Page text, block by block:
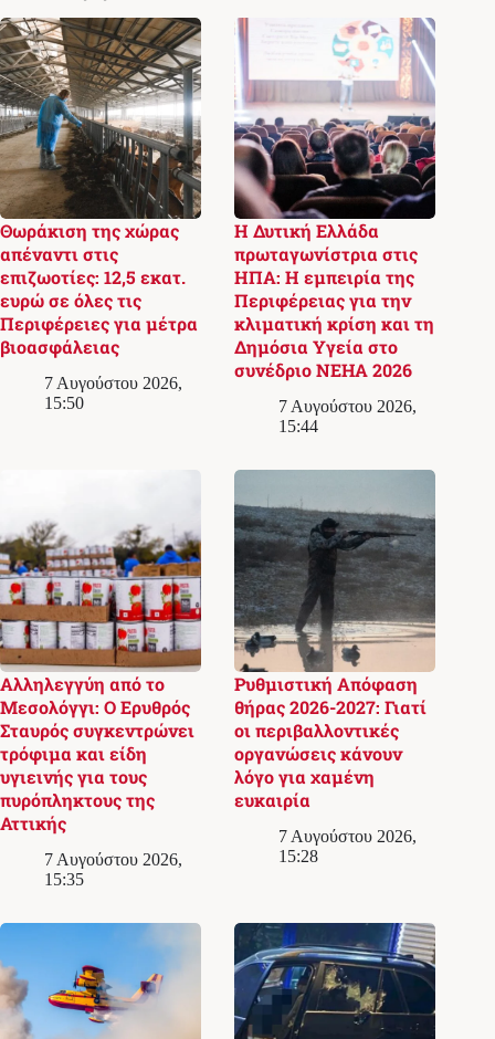
Θωράκιση της χώρας
απέναντι στις
επιζωοτίες: 12,5 εκατ.
ευρώ σε όλες τις
Περιφέρειες για μέτρα
βιοασφάλειας
7 Αυγούστου 2026,
15:50
Η Δυτική Ελλάδα
πρωταγωνίστρια στις
ΗΠΑ: Η εμπειρία της
Περιφέρειας για την
κλιματική κρίση και τη
Δημόσια Υγεία στο
συνέδριο NEHA 2026
7 Αυγούστου 2026,
15:44
Αλληλεγγύη από το
Μεσολόγγι: Ο Ερυθρός
Σταυρός συγκεντρώνει
τρόφιμα και είδη
υγιεινής για τους
πυρόπληκτους της
Αττικής
7 Αυγούστου 2026,
15:35
Ρυθμιστική Απόφαση
θήρας 2026-2027: Γιατί
οι περιβαλλοντικές
οργανώσεις κάνουν
λόγο για χαμένη
ευκαιρία
7 Αυγούστου 2026,
15:28